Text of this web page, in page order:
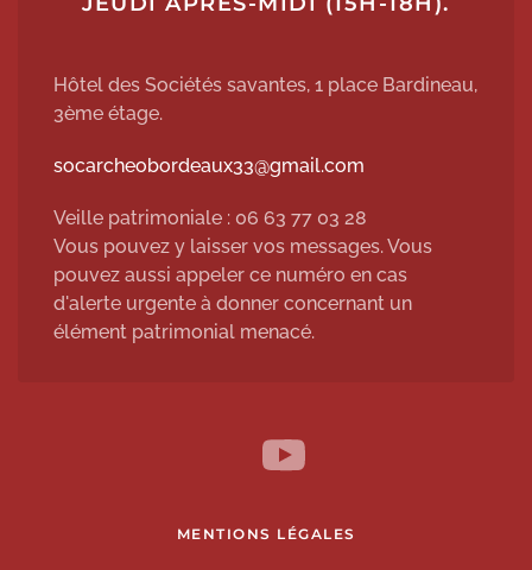
Hôtel des Sociétés savantes, 1 place Bardineau,
3ème étage.
socarcheobordeaux33@gmail.com
Veille patrimoniale : 06 63 77 03 28
Vous pouvez y laisser vos messages. Vous
pouvez aussi appeler ce numéro en cas
d'alerte urgente à donner concernant un
élément patrimonial menacé.
MENTIONS LÉGALES